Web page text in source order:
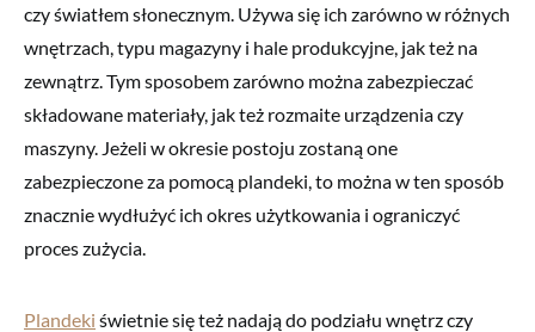
czy światłem słonecznym. Używa się ich zarówno w różnych
wnętrzach, typu magazyny i hale produkcyjne, jak też na
zewnątrz. Tym sposobem zarówno można zabezpieczać
składowane materiały, jak też rozmaite urządzenia czy
maszyny. Jeżeli w okresie postoju zostaną one
zabezpieczone za pomocą plandeki, to można w ten sposób
znacznie wydłużyć ich okres użytkowania i ograniczyć
proces zużycia.
Plandeki świetnie się też nadają do podziału wnętrz czy